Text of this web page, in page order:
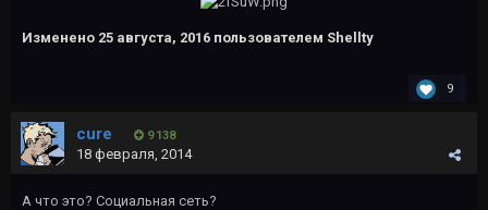
Изменено 25 августа, 2016 пользователем Shellty
9
cure 9 138
18 февраля, 2014
А что это? Социальная сеть?